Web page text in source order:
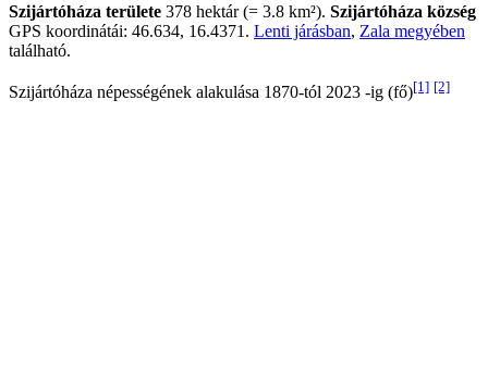
Szijártóháza területe 378 hektár (= 3.8 km²). Szijártóháza község
GPS koordinátái: 46.634, 16.4371. Lenti járásban, Zala megyében
található.
Szijártóháza népességének alakulása 1870-tól 2023 -ig (fő)[1] [2]